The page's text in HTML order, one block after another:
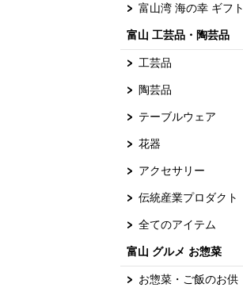
富山湾 海の幸 ギフト
富山 工芸品・陶芸品
工芸品
陶芸品
テーブルウェア
花器
アクセサリー
伝統産業プロダクト
全てのアイテム
富山 グルメ お惣菜
お惣菜・ご飯のお供